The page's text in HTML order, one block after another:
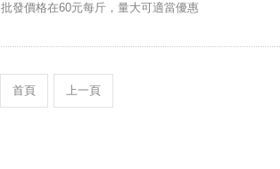
發價格在60元每斤，量大可適當優惠
首頁 上一頁